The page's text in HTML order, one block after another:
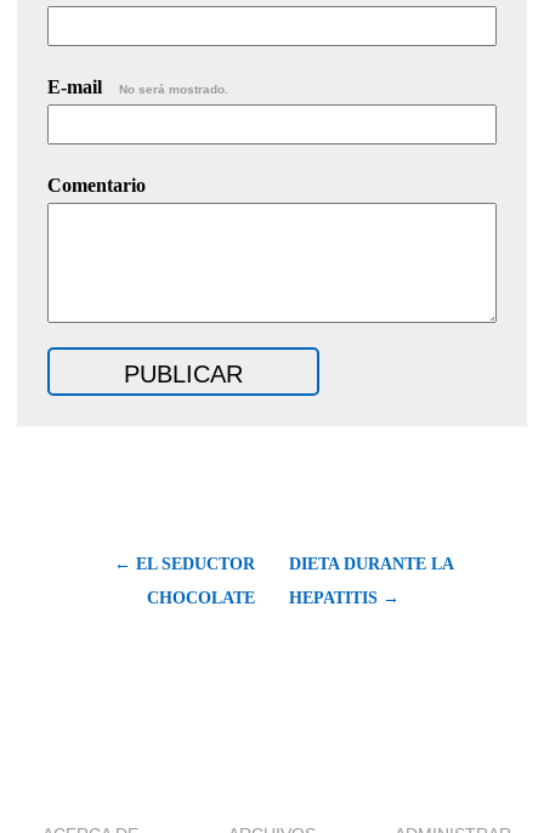
E-mail No será mostrado.
Comentario
← EL SEDUCTOR
CHOCOLATE
DIETA DURANTE LA
HEPATITIS →